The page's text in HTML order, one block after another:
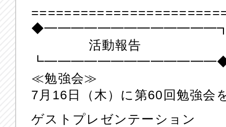
活動報告
≪勉強会≫
7月16日（木）に第60回勉強会
ゲストプレゼンテーション